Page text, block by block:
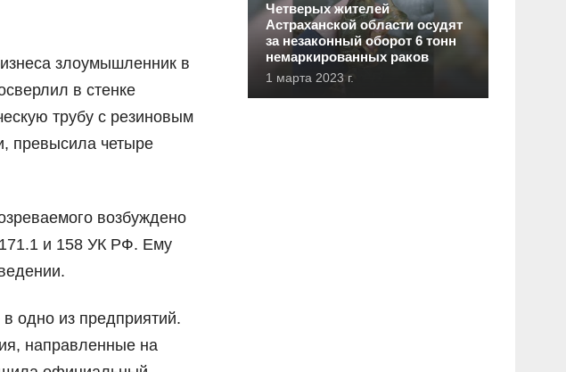
злоумышленник в
в стенке
трубу с резиновым
превысила четыре
возбуждено
171.1 и 158 УК РФ. Ему
одно из предприятий.
направленные на
Четверых жителей
Астраханской области осудят
за незаконный оборот 6 тонн
немаркированных раков
1 марта 2023 г.